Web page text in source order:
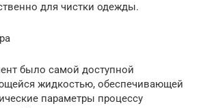
для чистки одежды.
было самой доступной
жидкостью, обеспечивающей
параметры процессу